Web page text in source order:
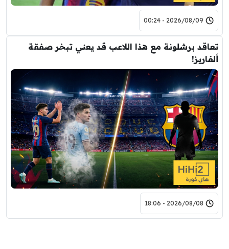
2026/08/09 - 00:24
تعاقد برشلونة مع هذا اللاعب قد يعني تبخر صفقة
ألفاريز!
2026/08/08 - 18:06